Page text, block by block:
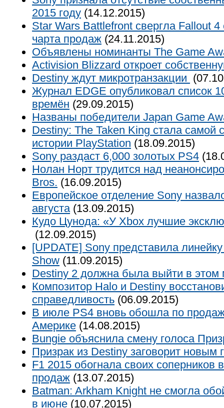
2015 году (14.12.2015)
Star Wars Battlefront свергла Fallout
чарта продаж (24.11.2015)
Объявлены номинанты The Game
Activision Blizzard откроет
Destiny ждут микротранзакции
Журнал EDGE опубликовал список
времён (29.09.2015)
Названы победители Japan Game
Destiny: The Taken King стала самой
истории PlayStation (18.09.2015)
Sony раздаст 6,000 золотых PS4
Нолан Норт трудится над
Bros. (16.09.2015)
Европейское отделение Sony
августа(13.09.2015)
Кудо Цунода: «У Xbox лучшие
(12.09.2015)
[UPDATE] Sony представила
Show (11.09.2015)
Destiny 2 должна была выйти в этом
Композитор Halo и Destiny
справедливость (06.09.2015)
В июле PS4 вновь обошла по
Америке (14.08.2015)
Bungie объяснила смену голоса
Призрак из Destiny заговорит новым
F1 2015 обогнала своих соперников
продаж (13.07.2015)
Batman: Arkham Knight не смогла
в июне (10.07.2015)